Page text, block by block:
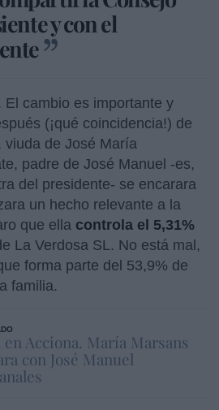
y con el
El cambio es importante y
(¡qué coincidencia!) de
, viuda de José María
padre de José Manuel -es,
del presidente- se encarara
un hecho relevante a la
que ella controla el 5,31%
La Verdosa SL. No está mal,
forma parte del 53,9% de
familia.
Acciona. María Marsans
con José Manuel